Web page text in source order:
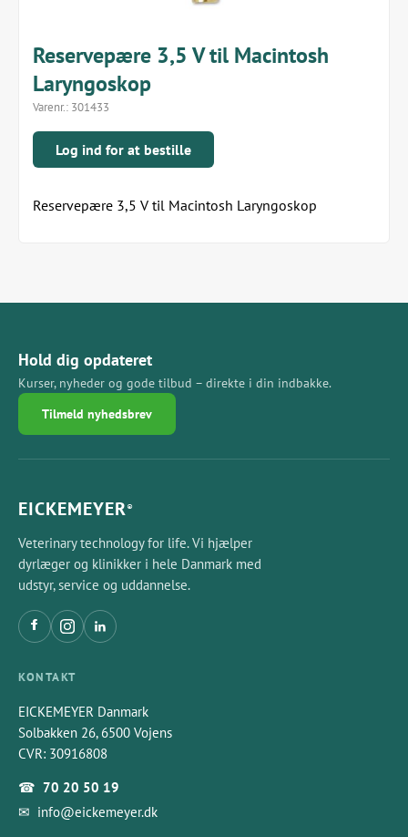
Reservepære 3,5 V til Macintosh
Laryngoskop
Varenr.: 301433
Log ind for at bestille
Reservepære 3,5 V til Macintosh Laryngoskop
Hold dig opdateret
Kurser, nyheder og gode tilbud – direkte i din indbakke.
Tilmeld nyhedsbrev
EICKEMEYER®
Veterinary technology for life. Vi hjælper
dyrlæger og klinikker i hele Danmark med
udstyr, service og uddannelse.
KONTAKT
EICKEMEYER Danmark
Solbakken 26, 6500 Vojens
CVR: 30916808
☎ 70 20 50 19
✉ info@eickemeyer.dk